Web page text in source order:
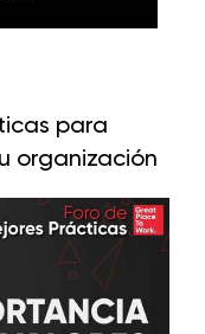
para
organización